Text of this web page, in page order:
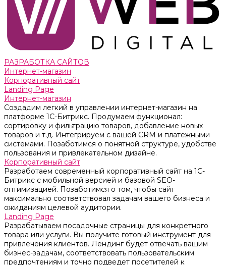
РАЗРАБОТКА САЙТОВ
Интернет-магазин
Корпоративный сайт
Landing Page
Интернет-магазин
Создадим легкий в управлении интернет-магазин на
платформе 1С-Битрикс. Продумаем функционал:
сортировку и фильтрацию товаров, добавление новых
товаров и т.д. Интегрируем с вашей CRM и платежными
системами. Позаботимся о понятной структуре, удобстве
пользования и привлекательном дизайне.
Корпоративный сайт
Разработаем современный корпоративный сайт на 1С-
Битрикс с мобильной версией и базовой SEO-
оптимизацией. Позаботимся о том, чтобы сайт
максимально соответствовал задачам вашего бизнеса и
ожиданиям целевой аудитории.
Landing Page
Разрабатываем посадочные страницы для конкретного
товара или услуги. Вы получите готовый инструмент для
привлечения клиентов. Лендинг будет отвечать вашим
бизнес-задачам, соответствовать пользовательским
предпочтениям и точно подведет посетителей к